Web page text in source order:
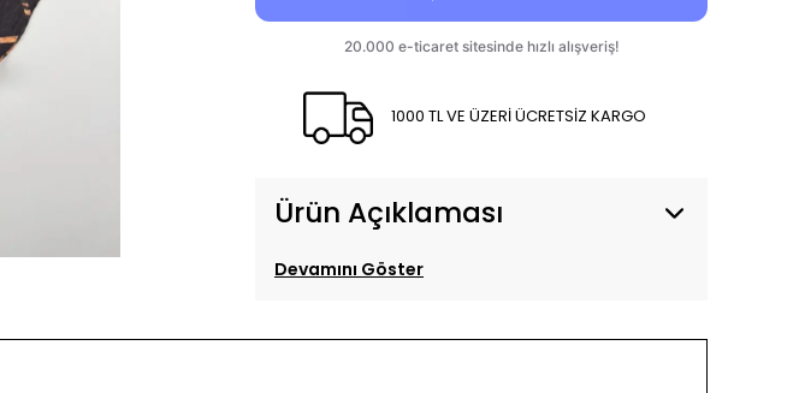
1000 TL VE ÜZERİ ÜCRETSİZ KARGO
Ürün Açıklaması
Devamını Göster